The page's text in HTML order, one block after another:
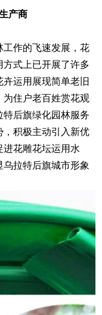
产商
工作的飞速发展，花
式上已开展了许多
运用展现简单老旧
为住户老百姓赏花观
后旗绿化园林服务
，积极主动引入新优
花雕花坛运用水
拉特后旗城市形象